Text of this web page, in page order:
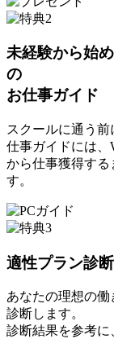
未経験から始
の
お仕事ガイド
スクールに通う前
仕事ガイドには、
から仕事獲得する
す。
適性プラン診断
あなたの理想の
診断します。
診断結果を参考に